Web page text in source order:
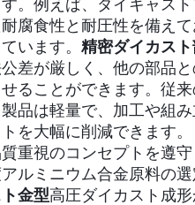
。例えば、ダイキャス
腐食性と耐圧性を備え
います。 精密ダイカス
差が厳しく、他の部品
ることができます。従
品は軽量で、加工や組
を大幅に削減できます。
重視のコンセプトを遵
ルミニウム合金原料の
金型高圧ダイカスト成形